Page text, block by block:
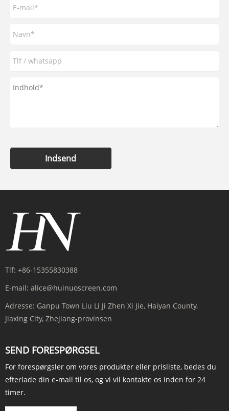
Indsend
Tlf: +86-15355830388
E-mail: alice@huinuoscreen.com
Adresse: Ganpu Town Liu Li Ji Zhen Xi Jie, Haiyan County,
Jiaxing City, Zhejiang-provinsen
SEND FORESPØRGSEL
For forespørgsler om vores produkter eller prisliste, bedes du
efterlade din e-mail til os, og vi vil kontakte os inden for 24
timer.